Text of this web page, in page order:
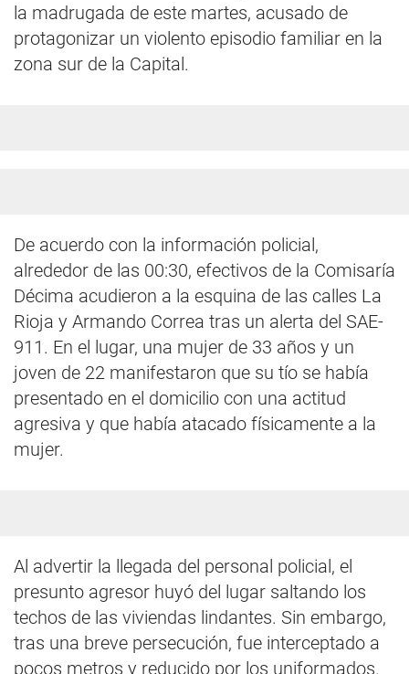
la madrugada de este martes, acusado de
protagonizar un violento episodio familiar en la
zona sur de la Capital.
De acuerdo con la información policial,
alrededor de las 00:30, efectivos de la Comisaría
Décima acudieron a la esquina de las calles La
Rioja y Armando Correa tras un alerta del SAE-
911. En el lugar, una mujer de 33 años y un
joven de 22 manifestaron que su tío se había
presentado en el domicilio con una actitud
agresiva y que había atacado físicamente a la
mujer.
Al advertir la llegada del personal policial, el
presunto agresor huyó del lugar saltando los
techos de las viviendas lindantes. Sin embargo,
tras una breve persecución, fue interceptado a
pocos metros y reducido por los uniformados.